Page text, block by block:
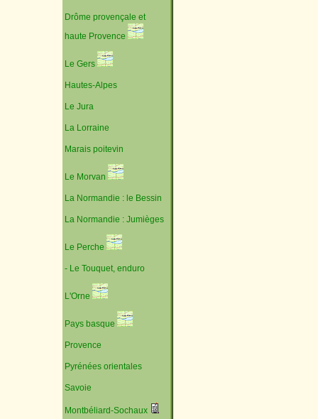
Drôme provençale et
haute Provence
Le Gers
Hautes-Alpes
Le Jura
La Lorraine
Marais poitevin
Le Morvan
La Normandie : le Bessin
La Normandie : Jumièges
Le Perche
- Le Touquet, enduro
L'Orne
Pays basque
Provence
Pyrénées orientales
Savoie
Montbéliard-Sochaux